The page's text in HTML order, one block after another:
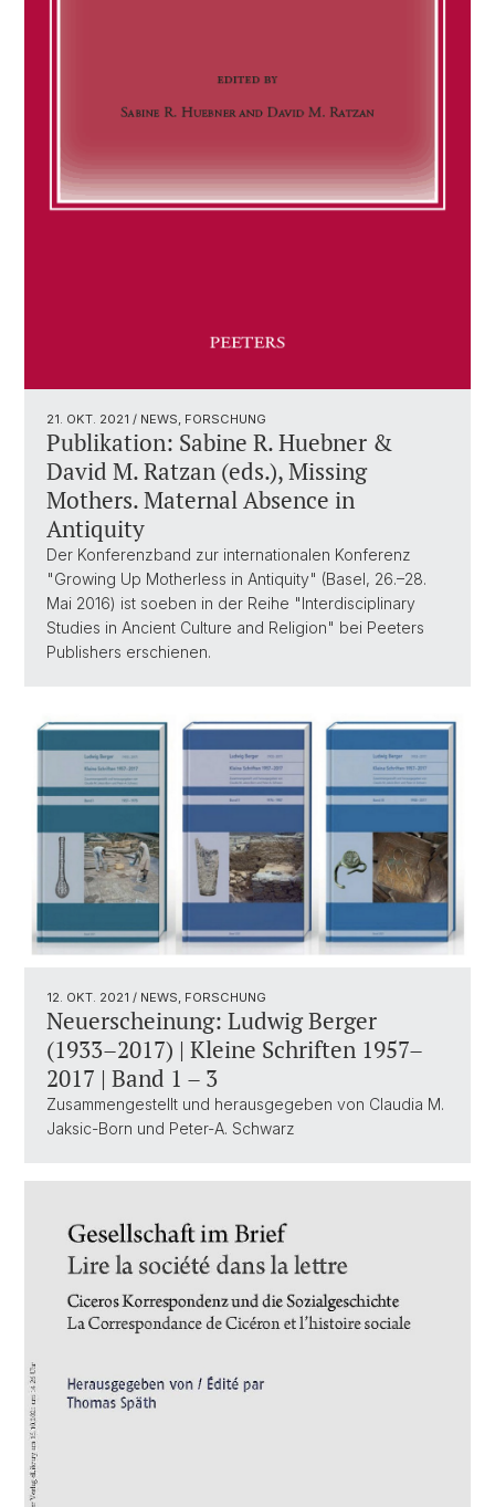
21. OKT. 2021 / NEWS, FORSCHUNG
Publikation: Sabine R. Huebner &
David M. Ratzan (eds.), Missing
Mothers. Maternal Absence in
Antiquity
Der Konferenzband zur internationalen Konferenz
"Growing Up Motherless in Antiquity" (Basel, 26.–28.
Mai 2016) ist soeben in der Reihe "Interdisciplinary
Studies in Ancient Culture and Religion" bei Peeters
Publishers erschienen.
12. OKT. 2021 / NEWS, FORSCHUNG
Neuerscheinung: Ludwig Berger
(1933–2017) | Kleine Schriften 1957–
2017 | Band 1 – 3
Zusammengestellt und herausgegeben von Claudia M.
Jaksic-Born und Peter-A. Schwarz